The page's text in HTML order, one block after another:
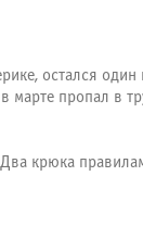
остался
марте пропал в
крюка